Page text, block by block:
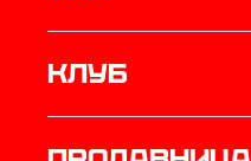
Клуб